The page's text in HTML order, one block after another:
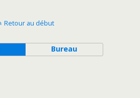
Retour au début
Bureau